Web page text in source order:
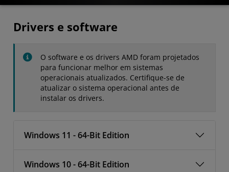
Drivers e software
O software e os drivers AMD foram projetados
para funcionar melhor em sistemas
operacionais atualizados. Certifique-se de
atualizar o sistema operacional antes de
instalar os drivers.
Windows 11 - 64-Bit Edition
Windows 10 - 64-Bit Edition